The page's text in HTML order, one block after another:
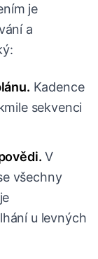
je
a
Kadence
sekvenci
V
všechny
u levných